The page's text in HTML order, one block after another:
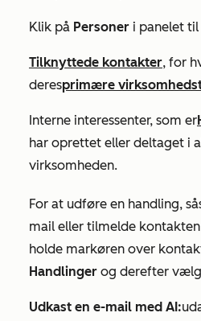
Klik på Personer i panelet til
Tilknyttede kontakter, for
deresprimære
Interne interessenter, som er
har oprettet eller deltaget i
virksomheden.
For at udføre en handling,
mail eller tilmelde
holde markøren over
Handlinger og derefter
Udkast en e-mail med AI: